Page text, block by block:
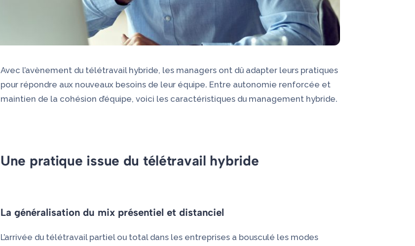
Avec l’avènement du télétravail hybride, les managers ont dû adapter leurs pratiques
pour répondre aux nouveaux besoins de leur équipe. Entre autonomie renforcée et
maintien de la cohésion d’équipe, voici les caractéristiques du management hybride.
Une pratique issue du télétravail hybride
La généralisation du mix présentiel et distanciel
L’arrivée du télétravail partiel ou total dans les entreprises a bousculé les modes